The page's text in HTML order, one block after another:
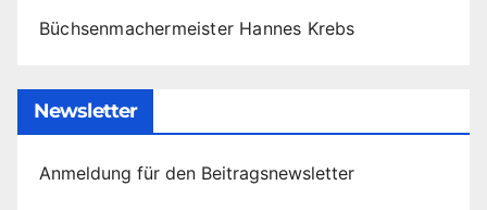
Büchsenmachermeister Hannes Krebs
Newsletter
Anmeldung für den Beitragsnewsletter